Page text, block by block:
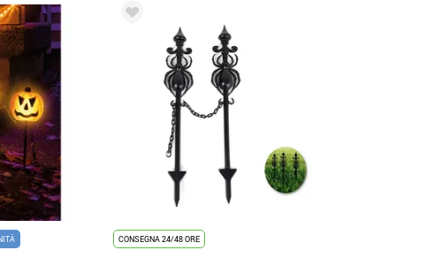
CONSEGNA 24/48 ORE